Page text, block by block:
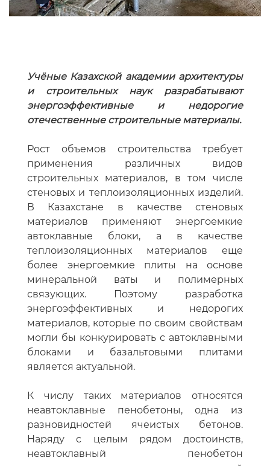
Учёные Казахской академии архитектуры
и строительных наук разрабатывают
энергоэффективные и недорогие
отечественные строительные материалы.
Рост объемов строительства требует
применения различных видов
строительных материалов, в том числе
стеновых и теплоизоляционных изделий.
В Казахстане в качестве стеновых
материалов применяют энергоемкие
автоклавные блоки, а в качестве
теплоизоляционных материалов еще
более энергоемкие плиты на основе
минеральной ваты и полимерных
связующих. Поэтому разработка
энергоэффективных и недорогих
материалов, которые по своим свойствам
могли бы конкурировать с автоклавными
блоками и базальтовыми плитами
является актуальной.
К числу таких материалов относятся
неавтоклавные пенобетоны, одна из
разновидностей ячеистых бетонов.
Наряду с целым рядом достоинств,
неавтоклавный пенобетон